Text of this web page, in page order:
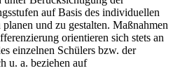
auf Basis des individuellen
und zu gestalten. Maßnahmen
orientieren sich stets an
einzelnen Schülers bzw. der
u. a. beziehen auf